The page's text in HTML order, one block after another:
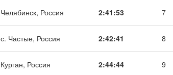
Челябинск, Россия 2:41:53 7
с. Частые, Россия 2:42:41 8
Курган, Россия 2:44:44 9